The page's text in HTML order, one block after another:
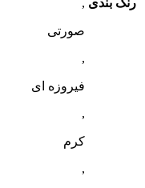
صورتی
,
فیروزه ای
,
کرم
,